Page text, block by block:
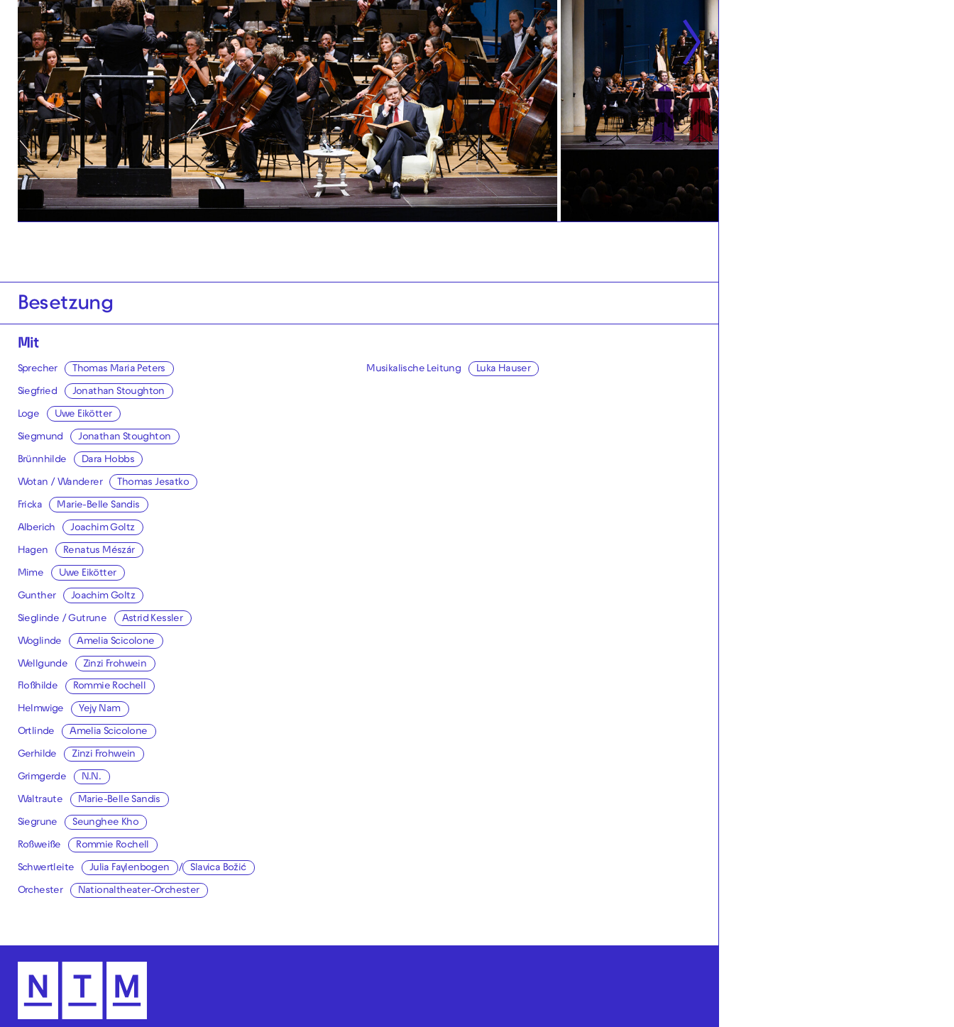
Besetzung
Mit
Sprecher Thomas Maria Peters
Siegfried Jonathan Stoughton
Loge Uwe Eikötter
Siegmund Jonathan Stoughton
Brünnhilde Dara Hobbs
Wotan / Wanderer Thomas Jesatko
Fricka Marie-Belle Sandis
Alberich Joachim Goltz
Hagen Renatus Mészár
Mime Uwe Eikötter
Gunther Joachim Goltz
Sieglinde / Gutrune Astrid Kessler
Woglinde Amelia Scicolone
Wellgunde Zinzi Frohwein
Floßhilde Rommie Rochell
Helmwige Yejy Nam
Ortlinde Amelia Scicolone
Gerhilde Zinzi Frohwein
Grimgerde N.N.
Waltraute Marie-Belle Sandis
Siegrune Seunghee Kho
Roßweiße Rommie Rochell
Schwertleite Julia Faylenbogen / Slavica Božić
Orchester Nationaltheater-Orchester
Musikalische Leitung Luka Hauser